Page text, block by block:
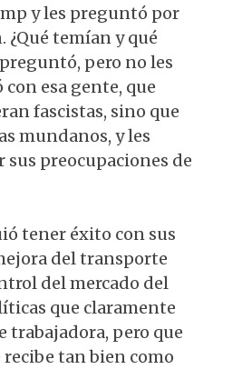
y les preguntó por
¿Qué temían y qué
pero no les
esa gente, que
fascistas, sino que
mundanos, y les
sus preocupaciones de
tener éxito con sus
del transporte
del mercado del
que claramente
trabajadora, pero que
tan bien como